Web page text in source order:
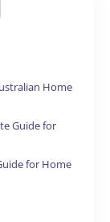
Home
Guide for
for Home